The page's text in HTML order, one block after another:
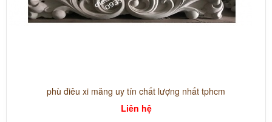
phù điêu xi măng uy tín chất lượng nhất tphcm
Liên hệ